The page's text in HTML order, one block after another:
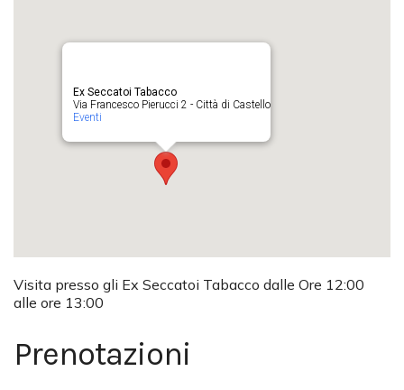
Ex Seccatoi Tabacco
Via Francesco Pierucci 2 - Città di Castello
Eventi
Visita presso gli Ex Seccatoi Tabacco dalle Ore 12:00
alle ore 13:00
Prenotazioni